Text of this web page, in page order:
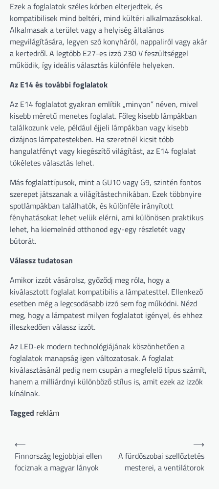
Ezek a foglalatok széles körben elterjedtek, és
kompatibilisek mind beltéri, mind kültéri alkalmazásokkal.
Alkalmasak a terület vagy a helyiség általános
megvilágítására, legyen szó konyháról, nappaliról vagy akár
a kertedről. A legtöbb E27-es izzó 230 V feszültséggel
működik, így ideális választás különféle helyeken.
Az E14 és további foglalatok
Az E14 foglalatot gyakran említik „minyon” néven, mivel
kisebb méretű menetes foglalat. Főleg kisebb lámpákban
találkozunk vele, például éjjeli lámpákban vagy kisebb
dizájnos lámpatestekben. Ha szeretnél kicsit több
hangulatfényt vagy kiegészítő világítást, az E14 foglalat
tökéletes választás lehet.
Más foglalattípusok, mint a GU10 vagy G9, szintén fontos
szerepet játszanak a világítástechnikában. Ezek többnyire
spotlámpákban találhatók, és különféle irányított
fényhatásokat lehet velük elérni, ami különösen praktikus
lehet, ha kiemelnéd otthonod egy-egy részletét vagy
bútorát.
Válassz tudatosan
Amikor izzót vásárolsz, győződj meg róla, hogy a
kiválasztott foglalat kompatibilis a lámpatesttel. Ellenkező
esetben még a legcsodásabb izzó sem fog működni. Nézd
meg, hogy a lámpatest milyen foglalatot igényel, és ehhez
illeszkedően válassz izzót.
Az LED-ek modern technológiájának köszönhetően a
foglalatok manapság igen változatosak. A foglalat
kiválasztásánál pedig nem csupán a megfelelő típus számít,
hanem a milliárdnyi különböző stílus is, amit ezek az izzók
kínálnak.
Tagged reklám
Bejegyzés
navigáció
⟵
Finnország legjobbjai ellen
fociznak a magyar lányok
A fürdőszobai szellőztetés
mesterei, a ventilátorok
⟶